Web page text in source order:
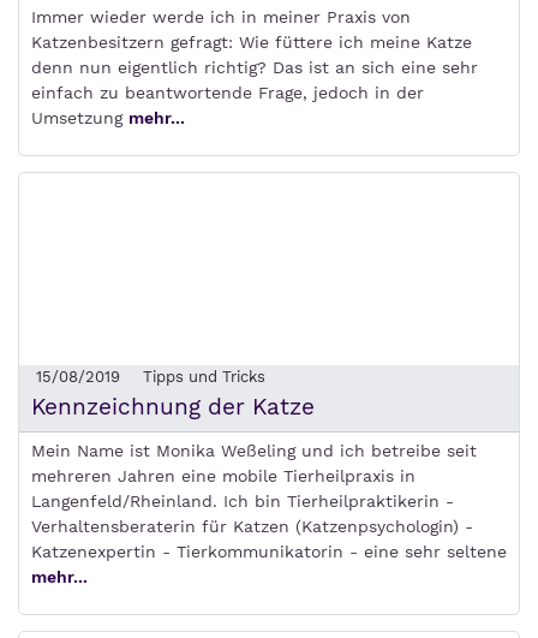
Immer wieder werde ich in meiner Praxis von
Katzenbesitzern gefragt: Wie füttere ich meine Katze
denn nun eigentlich richtig? Das ist an sich eine sehr
einfach zu beantwortende Frage, jedoch in der
Umsetzung mehr...
15/08/2019 Tipps und Tricks
Kennzeichnung der Katze
Mein Name ist Monika Weßeling und ich betreibe seit
mehreren Jahren eine mobile Tierheilpraxis in
Langenfeld/Rheinland. Ich bin Tierheilpraktikerin -
Verhaltensberaterin für Katzen (Katzenpsychologin) -
Katzenexpertin - Tierkommunikatorin - eine sehr seltene
mehr...